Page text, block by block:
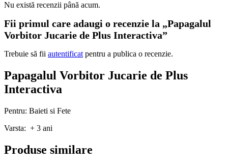
Nu există recenzii până acum.
Fii primul care adaugi o recenzie la „Papagalul
Vorbitor Jucarie de Plus Interactiva”
Trebuie să fii autentificat pentru a publica o recenzie.
Papagalul Vorbitor Jucarie de Plus
Interactiva
Pentru: Baieti si Fete
Varsta: + 3 ani
Produse similare